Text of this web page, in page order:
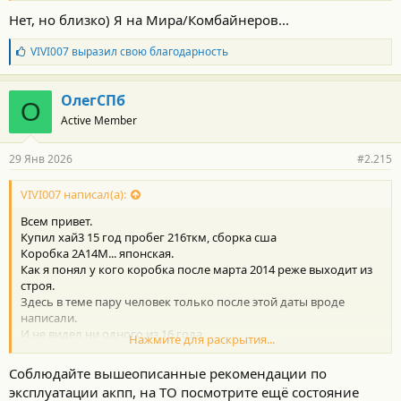
Нет, но близко) Я на Мира/Комбайнеров...
Б
л
а
г
о
д
а
н
о
с
и
:
VIVI007выразил свою благодарность
О ОлегСПб
Active Member
29 Янв 2026 #2.215
VIVI007 написал(а):
Всем привет.
Купил хай3 15 год пробег 216ткм, сборка сша
Коробка 2А14М... японская.
Как я понял у кого коробка после марта 2014 реже выходит из
строя.
Здесь в теме пару человек только после этой даты вроде
написали.
И не видел ни одного из 16 года.
Купил авто чтобы ездить на дальняк в путешествия и честно
говоря в ахере от рисков теперь.
Движок видите ли какой-то капризный топать нельзя, коробка
Нажмите для раскрытия...
Соблюдайте вышеописанные рекомендации по
эксплуатации акпп, на ТО посмотрите ещё состояние